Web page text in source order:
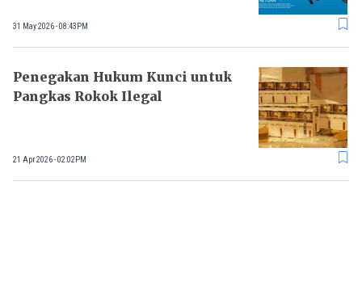
31 May 2026 - 08:43PM
Penegakan Hukum Kunci untuk
Pangkas Rokok Ilegal
21 Apr 2026 - 02:02PM